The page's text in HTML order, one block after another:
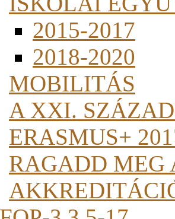
2015-2017
2018-2020
MOBILITÁS
A XXI.
ERASMUS+
RAGADD MEG